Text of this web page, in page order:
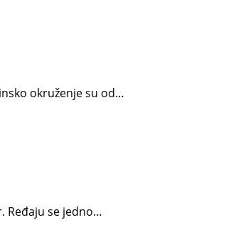
okruženje su od…
Ređaju se jedno…